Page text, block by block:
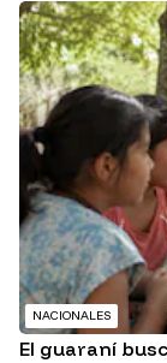
NACIONALES
El guaraní